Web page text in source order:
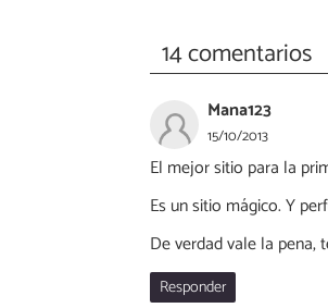
14 comentarios
Mana123
15/10/2013
El mejor sitio para la
Es un sitio mágico. Y
De verdad vale la pena,
Responder